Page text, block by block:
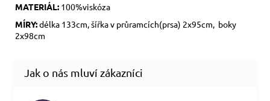
MATERIÁL: 100%viskóza
MÍRY:délka 133cm, šířka v průramcích(prsa) 2x95cm, boky
2x98cm